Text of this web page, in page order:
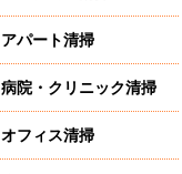
アパート清掃
病院・クリニック清掃
オフィス清掃